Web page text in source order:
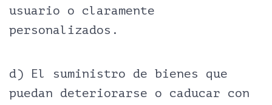
usuario o claramente
personalizados.
d) El suministro de bienes que
puedan deteriorarse o caducar con